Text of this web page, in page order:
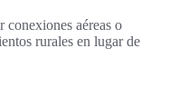
conexiones aéreas o
rurales en lugar de